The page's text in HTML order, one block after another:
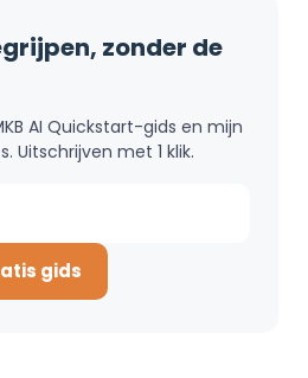
zonder de
AI Quickstart-gids en mijn
Uitschrijven met 1 klik.
gids